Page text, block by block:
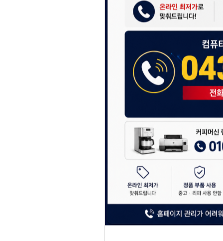
항상 더 나은 서비스
감사합니다.
(주)디앤아이